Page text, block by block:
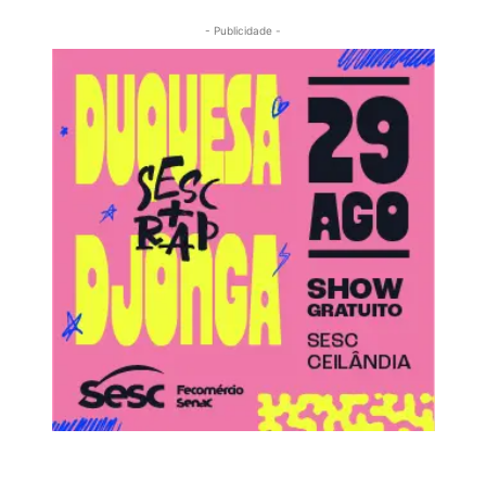
- Publicidade -